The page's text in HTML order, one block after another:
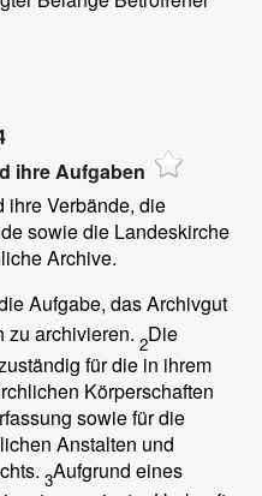
ihre Aufgaben
ihre Verbände, die
sowie die Landeskirche
Archive.
Aufgabe, das Archivgut
zu archivieren. 2Die
für die in ihrem
Körperschaften
sowie für die
Anstalten und
3Aufgrund eines